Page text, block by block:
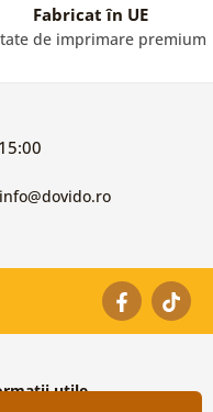
Fabricat în UE
de imprimare premium
info@dovido.ro
utile